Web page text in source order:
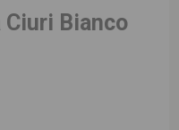
Ciuri Bianco